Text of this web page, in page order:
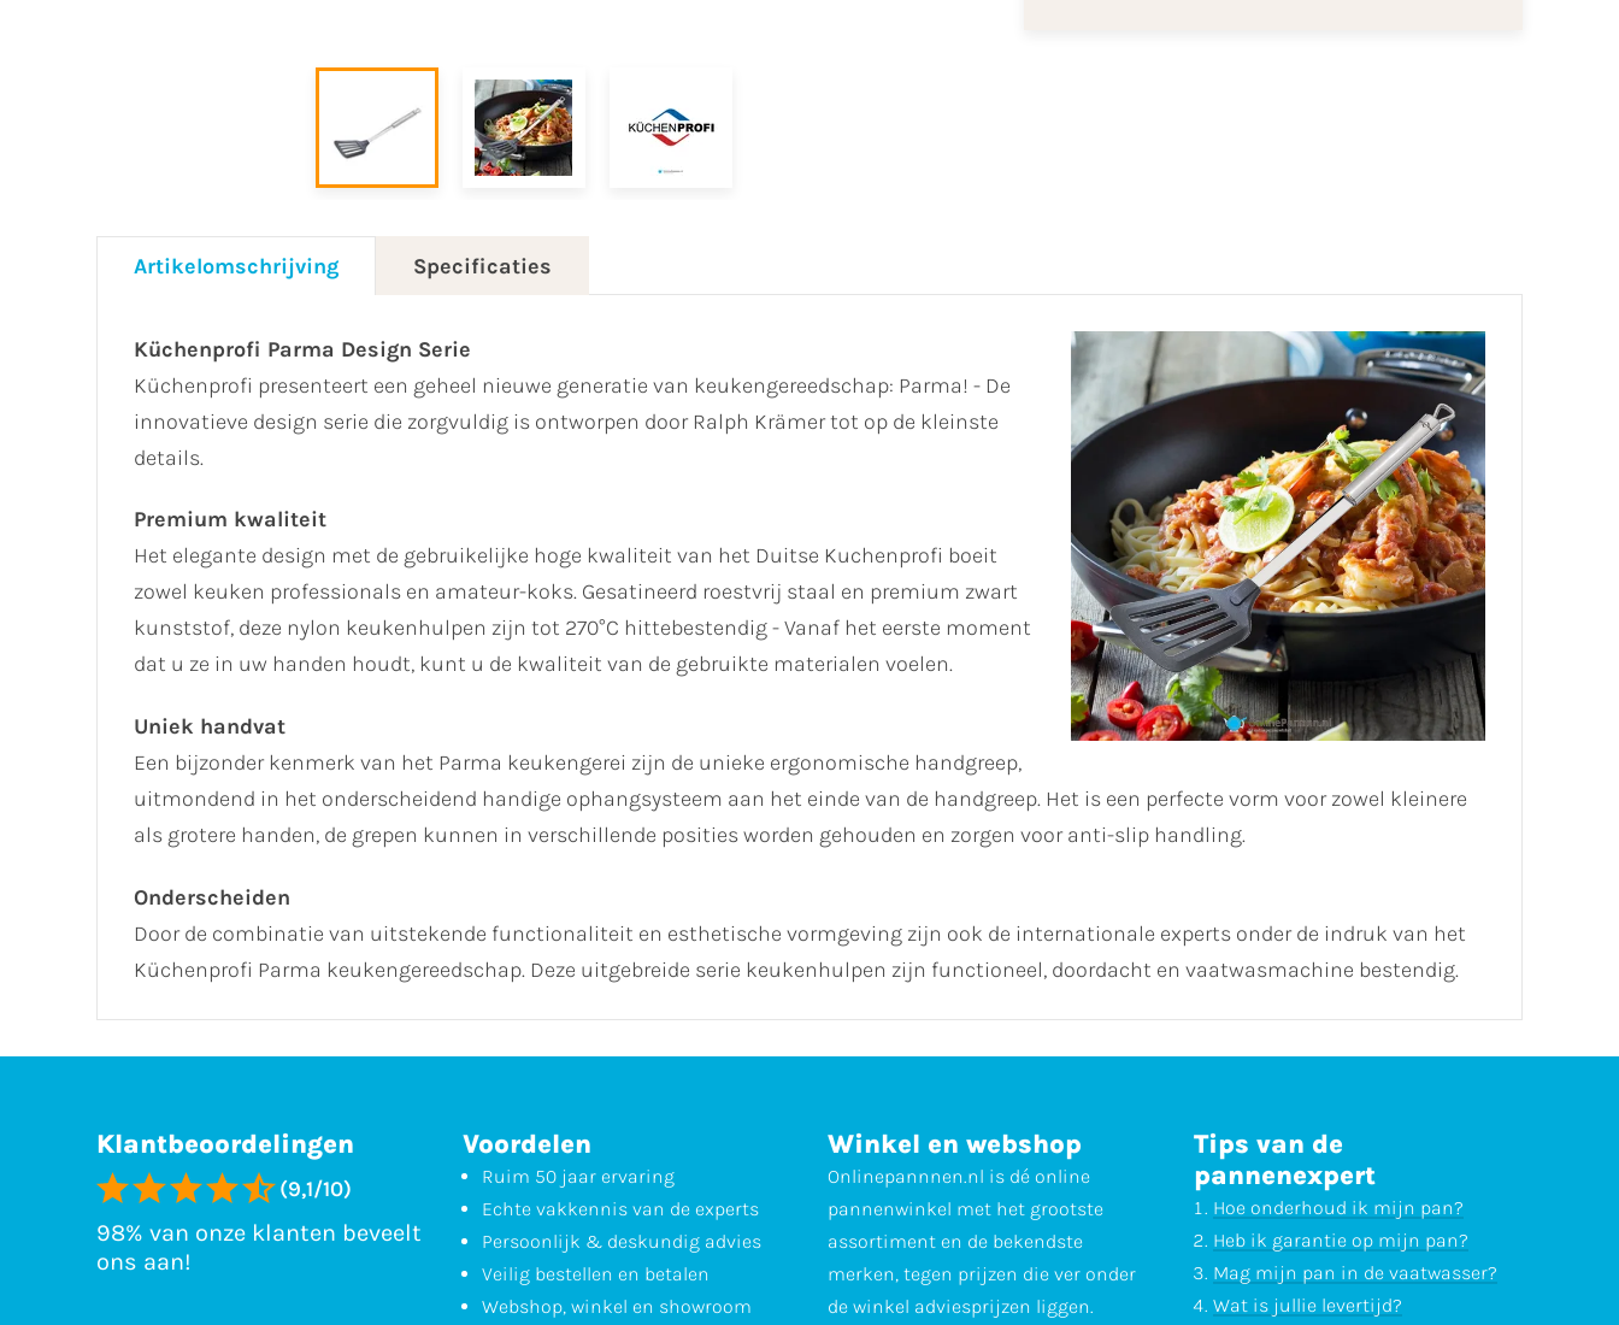
Artikelomschrijving Specificaties
Küchenprofi Parma Design Serie
Küchenprofi presenteert een geheel nieuwe generatie van keukengereedschap: Parma! - De
innovatieve design serie die zorgvuldig is ontworpen door Ralph Krämer tot op de kleinste
details.
Premium kwaliteit
Het elegante design met de gebruikelijke hoge kwaliteit van het Duitse Kuchenprofi boeit
zowel keuken professionals en amateur-koks. Gesatineerd roestvrij staal en premium zwart
kunststof, deze nylon keukenhulpen zijn tot 270°C hittebestendig - Vanaf het eerste moment
dat u ze in uw handen houdt, kunt u de kwaliteit van de gebruikte materialen voelen.
Uniek handvat
Een bijzonder kenmerk van het Parma keukengerei zijn de unieke ergonomische handgreep,
uitmondend in het onderscheidend handige ophangsysteem aan het einde van de handgreep. Het is een perfecte vorm voor zowel kleinere
als grotere handen, de grepen kunnen in verschillende posities worden gehouden en zorgen voor anti-slip handling.
Onderscheiden
Door de combinatie van uitstekende functionaliteit en esthetische vormgeving zijn ook de internationale experts onder de indruk van het
Küchenprofi Parma keukengereedschap. Deze uitgebreide serie keukenhulpen zijn functioneel, doordacht en vaatwasmachine bestendig.
Klantbeoordelingen
(9,1/10)
98% van onze klanten beveelt
ons aan!
Voordelen
Ruim 50 jaar ervaring
Echte vakkennis van de experts
Persoonlijk & deskundig advies
Veilig bestellen en betalen
Webshop, winkel en showroom
Winkel en webshop
Onlinepannnen.nl is dé online
pannenwinkel met het grootste
assortiment en de bekendste
merken, tegen prijzen die ver onder
de winkel adviesprijzen liggen.
Tips van de
pannenexpert
Hoe onderhoud ik mijn pan?
Heb ik garantie op mijn pan?
Mag mijn pan in de vaatwasser?
Wat is jullie levertijd?